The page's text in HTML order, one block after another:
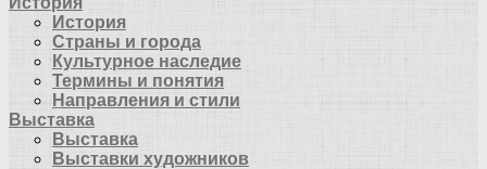
История
Страны и города
Культурное наследие
Термины и понятия
Направления и стили
Выставка
Выставка
Выставки художников